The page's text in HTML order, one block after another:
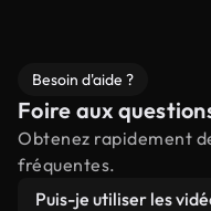
Besoin d'aide ?
Foire aux
Obtenez rapidement
fréquentes.
Puis-je utiliser les